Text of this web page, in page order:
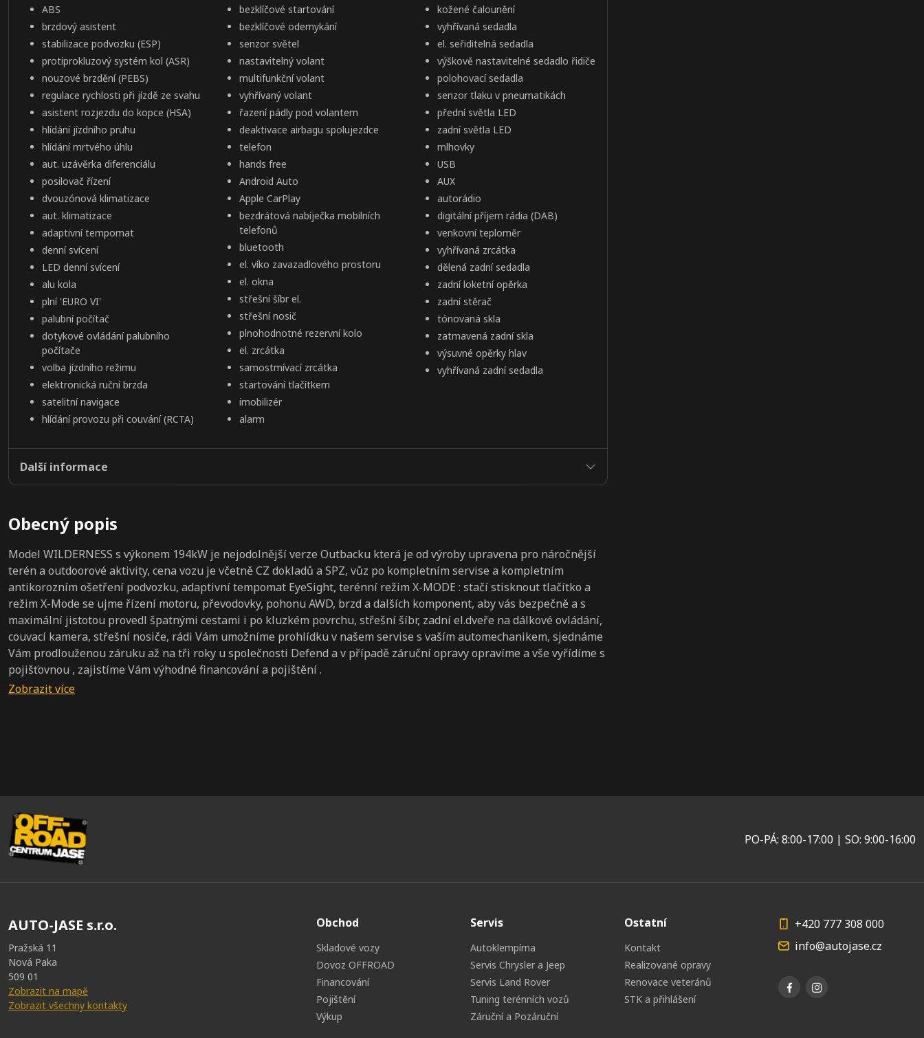
ABS
brzdový asistent
stabilizace podvozku (ESP)
protiprokluzový systém kol (ASR)
nouzové brzdění (PEBS)
regulace rychlosti při jízdě ze svahu
asistent rozjezdu do kopce (HSA)
hlídání jízdního pruhu
hlídání mrtvého úhlu
aut. uzávěrka diferenciálu
posilovač řízení
dvouzónová klimatizace
aut. klimatizace
adaptivní tempomat
denní svícení
LED denní svícení
alu kola
plní 'EURO VI'
palubní počítač
dotykové ovládání palubního
počítače
volba jízdního režimu
elektronická ruční brzda
satelitní navigace
hlídání provozu při couvání (RCTA)
bezklíčové startování
bezklíčové odemykání
senzor světel
nastavitelný volant
multifunkční volant
vyhřívaný volant
řazení pádly pod volantem
deaktivace airbagu spolujezdce
telefon
hands free
Android Auto
Apple CarPlay
bezdrátová nabíječka mobilních
telefonů
bluetooth
el. víko zavazadlového prostoru
el. okna
střešní šíbr el.
střešní nosič
plnohodnotné rezervní kolo
el. zrcátka
samostmívací zrcátka
startování tlačítkem
imobilizér
alarm
kožené čalounění
vyhřívaná sedadla
el. seřiditelná sedadla
výškově nastavitelné sedadlo řidiče
polohovací sedadla
senzor tlaku v pneumatikách
přední světla LED
zadní světla LED
mlhovky
USB
AUX
autorádio
digitální příjem rádia (DAB)
venkovní teploměr
vyhřívaná zrcátka
dělená zadní sedadla
zadní loketní opěrka
zadní stěrač
tónovaná skla
zatmavená zadní skla
výsuvné opěrky hlav
vyhřívaná zadní sedadla
Další informace
Obecný popis
Model WILDERNESS s výkonem 194kW je nejodolnější verze Outbacku která je od výroby upravena pro náročnější
terén a outdoorové aktivity, cena vozu je včetně CZ dokladů a SPZ, vůz po kompletním servise a kompletním
antikorozním ošetření podvozku, adaptivní tempomat EyeSight, terénní režim X-MODE : stačí stisknout tlačítko a
režim X-Mode se ujme řízení motoru, převodovky, pohonu AWD, brzd a dalších komponent, aby vás bezpečně a s
maximální jistotou provedl špatnými cestami i po kluzkém povrchu, střešní šíbr, zadní el.dveře na dálkové ovládání,
couvací kamera, střešní nosiče, rádi Vám umožníme prohlídku v našem servise s vaším automechanikem, sjednáme
Vám prodlouženou záruku až na tři roky u společnosti Defend a v případě záruční opravy opravíme a vše vyřídíme s
pojišťovnou , zajistíme Vám výhodné financování a pojištění .
PO-PÁ: 8:00-17:00 | SO: 9:00-16:00
AUTO-JASE s.r.o.
Pražská 11
Nová Paka
509 01
Zobrazit na mapě
Zobrazit všechny kontakty
Obchod
Skladové vozy
Dovoz OFFROAD
Financování
Pojištění
Výkup
Servis
Autoklempírna
Servis Chrysler a Jeep
Servis Land Rover
Tuning terénních vozů
Záruční a Pozáruční
Ostatní
Kontakt
Realizované opravy
Renovace veteránů
STK a přihlášení
+420 777 308 000
info@autojase.cz